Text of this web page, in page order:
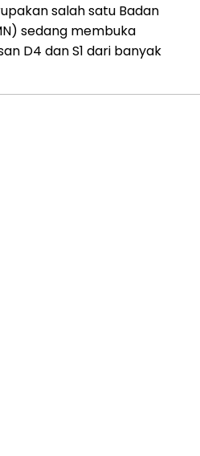
salah satu Badan
sedang membuka
D4 dan S1 dari banyak